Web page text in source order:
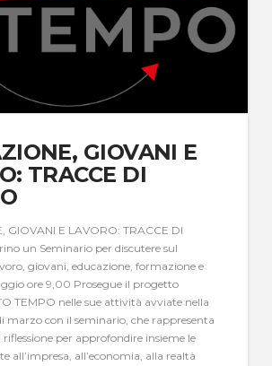
GIOVANI E
TRACCE DI
GIOVANI E LAVORO: TRACCE DI
un Seminario per discutere sul
giovani, educazione, formazione e
ore 9,00 Prosegue il progetto
TEMPO nelle sue attività avviate nella
marzo con il seminario, che rappresenta
riflessione per approfondire insieme le
all’impresa, all’economia, alla realtà